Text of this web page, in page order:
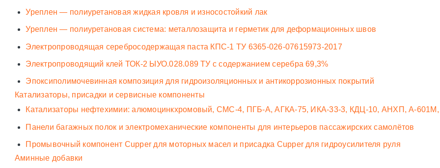
Уреплен — полиуретановая жидкая кровля и износостойкий лак
Уреплен — полиуретановая система: металлозащита и герметик для деформационных швов
Электропроводящая серебросодержащая паста КПС-1 ТУ 6365-026-07615973-2017
Электропроводящий клей ТОК-2 ЫУО.028.089 ТУ с содержанием серебра 69,3%
Эпоксиполимочевинная композиция для гидроизоляционных и антикоррозионных покрытий
Катализаторы, присадки и сервисные компоненты
Катализаторы нефтехимии: алюмоцинкхромовый, СМС-4, ПГБ-А, АГКА-75, ИКА-33-3, КДЦ-10, АНХП, А-
Панели багажных полок и электромеханические компоненты для интерьеров пассажирских самолётов
Промывочный компонент Cupper для моторных масел и присадка Cupper для гидроусилителя руля
Аминные добавки